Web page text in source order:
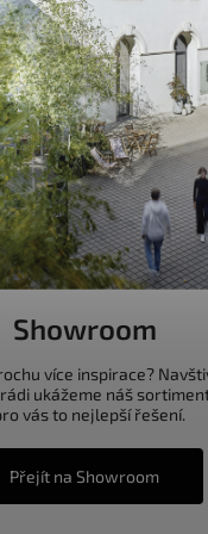
Showroom
více inspirace?
ukážeme náš
vás to nejlepší řešení.
Přejít na Showroom